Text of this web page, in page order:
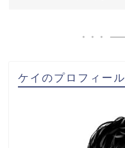
ケイのプロフィール